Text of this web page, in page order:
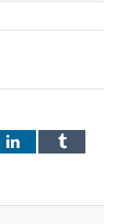
LinkedInTumblr